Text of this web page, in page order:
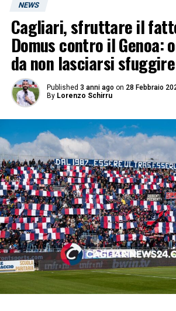
NEWS
Cagliari, sfruttare il
Domus contro il Genoa:
da non lasciarsi sfuggire
Published 3 anni ago on 28 Febbraio
By Lorenzo Schirru